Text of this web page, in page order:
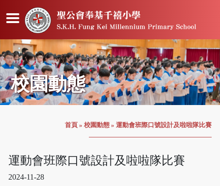
校園動態
首頁 » 校園動態 » 運動會班際口號設計及啦啦隊比賽
運動會班際口號設計及啦啦隊比賽
2024-11-28